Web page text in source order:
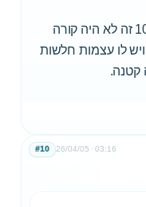
לו עצמות חלשות
קטנה.
26/04/05 03:16
#10